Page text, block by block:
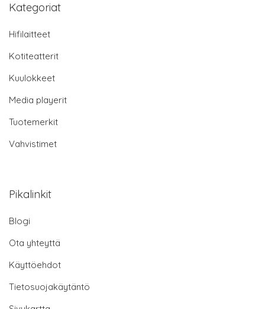
Kategoriat
Hifilaitteet
Kotiteatterit
Kuulokkeet
Media playerit
Tuotemerkit
Vahvistimet
Pikalinkit
Blogi
Ota yhteyttä
Käyttöehdot
Tietosuojakäytäntö